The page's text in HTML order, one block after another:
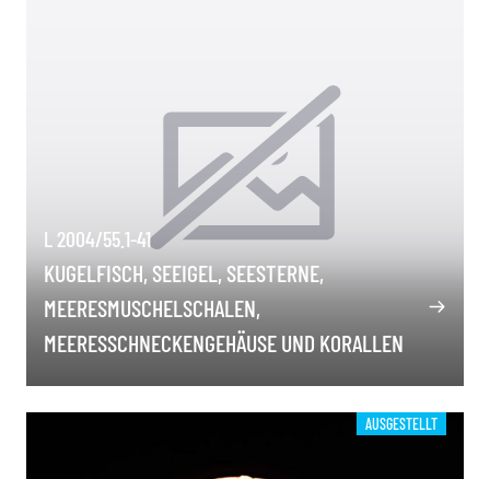
L 2004/55.1-41
KUGELFISCH, SEEIGEL, SEESTERNE,
MEERESMUSCHELSCHALEN,
MEERESSCHNECKENGEHÄUSE UND KORALLEN
AUSGESTELLT